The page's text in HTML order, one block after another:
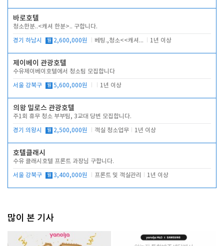
바로호텔
청소한분..<캐셔 한분>.. 구합니다.
경기 하남시 월 2,600,000원 베팅.,청소<<캐셔 모셔봅니다. 1년 이상
제이베이 관광호텔
수유제이베이호텔에서 청소팀 모집합니다
서울 강북구 월 5,600,000원 1년 이상
의왕 밀로스 관광호텔
주1회 휴무 청소 부부팀, 3교대 당번 모집합니다.
경기 의왕시 월 2,500,000원 객실 청소업무 1년 이상
호텔클래시
수유 클래시호텔 프론트 과장님 구합니다.
서울 강북구 월 3,400,000원 프론트 및 객실관리 1년 이상
많이 본 기사